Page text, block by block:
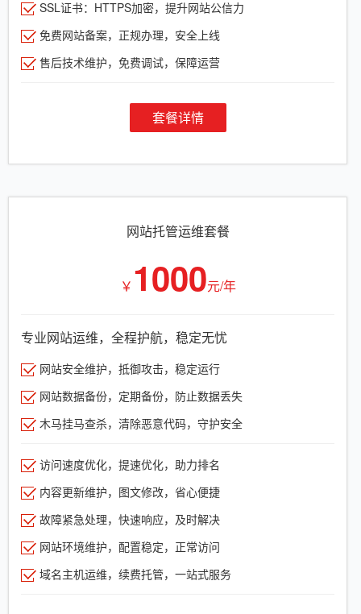
SSL证书：HTTPS加密，提升网站公信力
免费网站备案，正规办理，安全上线
售后技术维护，免费调试，保障运营
套餐详情
网站托管运维套餐
￥ 1000元/年
专业网站运维，全程护航，稳定无忧
网站安全维护，抵御攻击，稳定运行
网站数据备份，定期备份，防止数据丢失
木马挂马查杀，清除恶意代码，守护安全
访问速度优化，提速优化，助力排名
内容更新维护，图文修改，省心便捷
故障紧急处理，快速响应，及时解决
网站环境维护，配置稳定，正常访问
域名主机运维，续费托管，一站式服务